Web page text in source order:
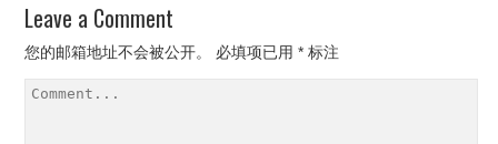
Leave a Comment
您的邮箱地址不会被公开。 必填项已用* 标注